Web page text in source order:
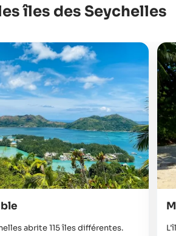
îles des Seychelles
abrite 115 îles différentes.